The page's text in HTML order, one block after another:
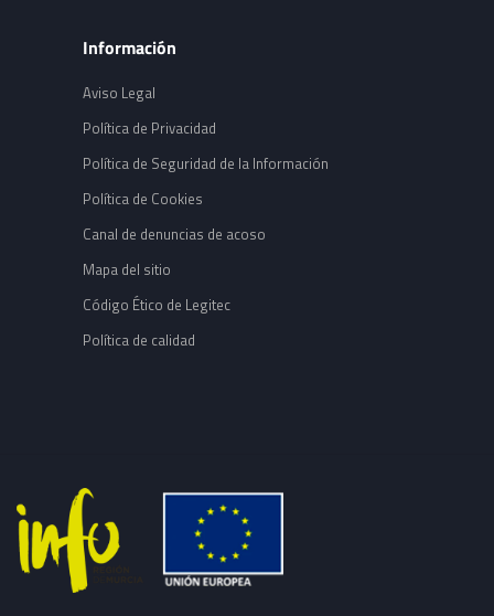
Información
Aviso Legal
Política de Privacidad
Política de Seguridad de la Información
Política de Cookies
Canal de denuncias de acoso
Mapa del sitio
Código Ético de Legitec
Política de calidad